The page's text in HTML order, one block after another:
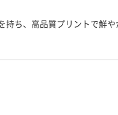
持ち、高品質プリントで鮮